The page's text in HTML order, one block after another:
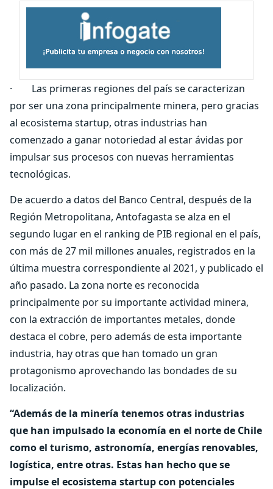
· Las primeras regiones del país se caracterizan
por ser una zona principalmente minera, pero gracias
al ecosistema startup, otras industrias han
comenzado a ganar notoriedad al estar ávidas por
impulsar sus procesos con nuevas herramientas
tecnológicas.
De acuerdo a datos del Banco Central, después de la
Región Metropolitana, Antofagasta se alza en el
segundo lugar en el ranking de PIB regional en el país,
con más de 27 mil millones anuales, registrados en la
última muestra correspondiente al 2021, y publicado el
año pasado. La zona norte es reconocida
principalmente por su importante actividad minera,
con la extracción de importantes metales, donde
destaca el cobre, pero además de esta importante
industria, hay otras que han tomado un gran
protagonismo aprovechando las bondades de su
localización.
“Además de la minería tenemos otras industrias
que han impulsado la economía en el norte de Chile
como el turismo, astronomía, energías renovables,
logística, entre otras. Estas han hecho que se
impulse el ecosistema startup con potenciales